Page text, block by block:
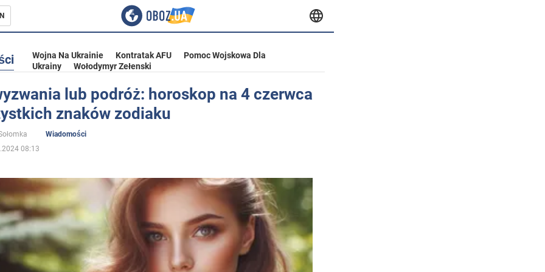
Ukrainie
Wojna Na Ukrainie Kontratak AFU
Pomoc Wojskowa Dla
Ukrainy
Wołodymyr Zełenski
lub podróż: horoskop na 4 czerwca
znaków zodiaku
Wiadomości
08:13